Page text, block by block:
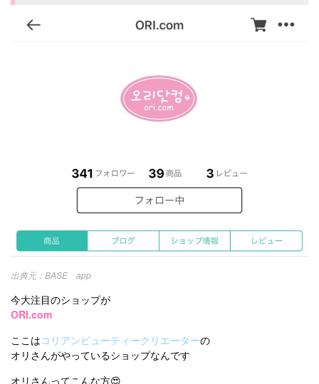
BASE app
今大注目のショップが
ORI.com
ここはコリアンビューティークリエーターの
オリさんがやっているショップなんです
オリさんってこんな方😍